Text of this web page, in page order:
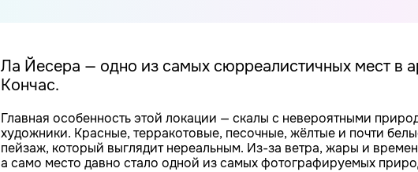
Ла Йесера — одно из самых сюрреалистичных мест в
Кончас.
Главная особенность этой локации — скалы с невероятными
художники. Красные, терракотовые, песочные, жёлтые и почти
пейзаж, который выглядит нереальным. Из-за ветра, жары и
а само место давно стало одной из самых фотографируемых